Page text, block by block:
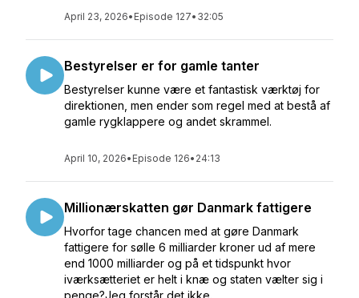
April 23, 2026• Episode 127• 32:05
Bestyrelser er for gamle tanter
Bestyrelser kunne være et fantastisk værktøj for
direktionen, men ender som regel med at bestå af
gamle rygklappere og andet skrammel.
April 10, 2026• Episode 126• 24:13
Millionærskatten gør Danmark fattigere
Hvorfor tage chancen med at gøre Danmark
fattigere for sølle 6 milliarder kroner ud af mere
end 1000 milliarder og på et tidspunkt hvor
iværksætteriet er helt i knæ og staten vælter sig i
penge?Jeg forstår det ikke.